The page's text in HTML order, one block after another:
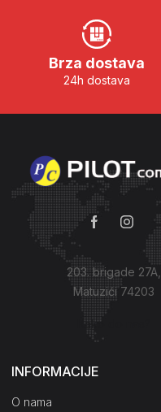
Brza dostava
24h dostava
203. brigade 27A,
Matuzići 74203
Kako do nas?
INFORMACIJE
O nama